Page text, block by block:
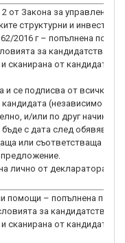
от Закона за управление
структурни и
2016 г – попълнена по
за кандидатстване -
сканирана от кандидата и
и се подписва от всички
(независимо от
и/или по друг начин).
с дата след обявяване
или съответстваща на
лично от декларатора, а
помощи – попълнена по
за кандидатстване
сканирана от кандидата и